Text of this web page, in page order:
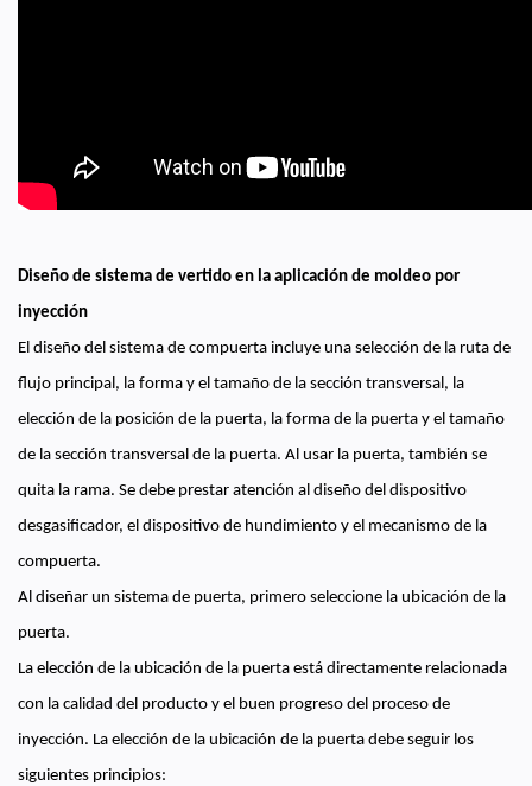
Diseño de sistema de vertido en la aplicación de moldeo por
inyección
El diseño del sistema de compuerta incluye una selección de la ruta de
flujo principal, la forma y el tamaño de la sección transversal, la
elección de la posición de la puerta, la forma de la puerta y el tamaño
de la sección transversal de la puerta. Al usar la puerta, también se
quita la rama. Se debe prestar atención al diseño del dispositivo
desgasificador, el dispositivo de hundimiento y el mecanismo de la
compuerta.
Al diseñar un sistema de puerta, primero seleccione la ubicación de la
puerta.
La elección de la ubicación de la puerta está directamente relacionada
con la calidad del producto y el buen progreso del proceso de
inyección. La elección de la ubicación de la puerta debe seguir los
siguientes principios: